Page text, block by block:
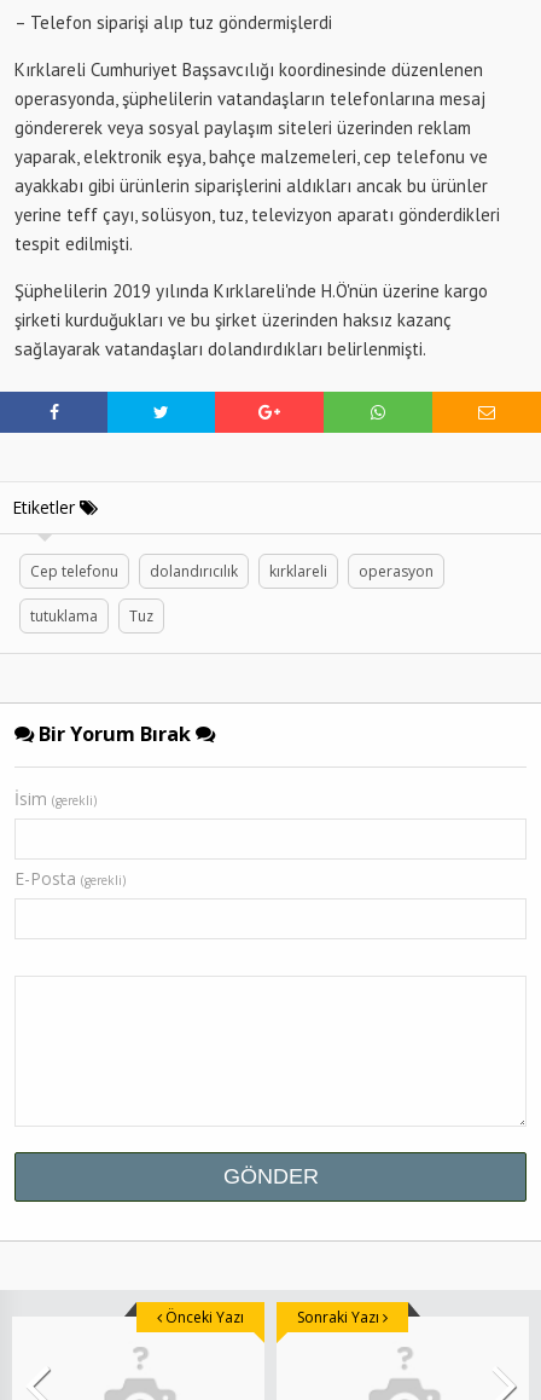
– Telefon siparişi alıp tuz göndermişlerdi
Kırklareli Cumhuriyet Başsavcılığı koordinesinde düzenlenen
operasyonda, şüphelilerin vatandaşların telefonlarına mesaj
göndererek veya sosyal paylaşım siteleri üzerinden reklam
yaparak, elektronik eşya, bahçe malzemeleri, cep telefonu ve
ayakkabı gibi ürünlerin siparişlerini aldıkları ancak bu ürünler
yerine teff çayı, solüsyon, tuz, televizyon aparatı gönderdikleri
tespit edilmişti.
Şüphelilerin 2019 yılında Kırklareli'nde H.Ö'nün üzerine kargo
şirketi kurduğukları ve bu şirket üzerinden haksız kazanç
sağlayarak vatandaşları dolandırdıkları belirlenmişti.
Etiketler
Cep telefonu dolandırıcılık kırklareli operasyon
tutuklama Tuz
Bir Yorum Bırak
İsim (gerekli)
E-Posta (gerekli)
Önceki Yazı Sonraki Yazı